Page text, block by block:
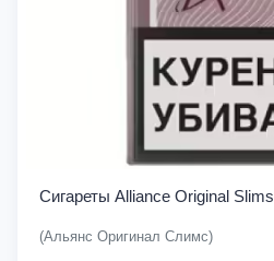
Сигареты Alliance Original Slims
(Альянс Оригинал Слимс)